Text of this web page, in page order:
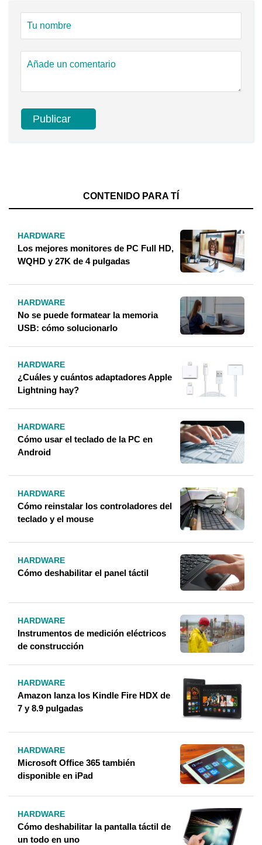
CONTENIDO PARA TÍ
HARDWARE
Los mejores monitores de PC Full HD,
WQHD y 27K de 4 pulgadas
HARDWARE
No se puede formatear la memoria
USB: cómo solucionarlo
HARDWARE
¿Cuáles y cuántos adaptadores Apple
Lightning hay?
HARDWARE
Cómo usar el teclado de la PC en
Android
HARDWARE
Cómo reinstalar los controladores del
teclado y el mouse
HARDWARE
Cómo deshabilitar el panel táctil
HARDWARE
Instrumentos de medición eléctricos
de construcción
HARDWARE
Amazon lanza los Kindle Fire HDX de
7 y 8.9 pulgadas
HARDWARE
Microsoft Office 365 también
disponible en iPad
HARDWARE
Cómo deshabilitar la pantalla táctil de
un todo en uno